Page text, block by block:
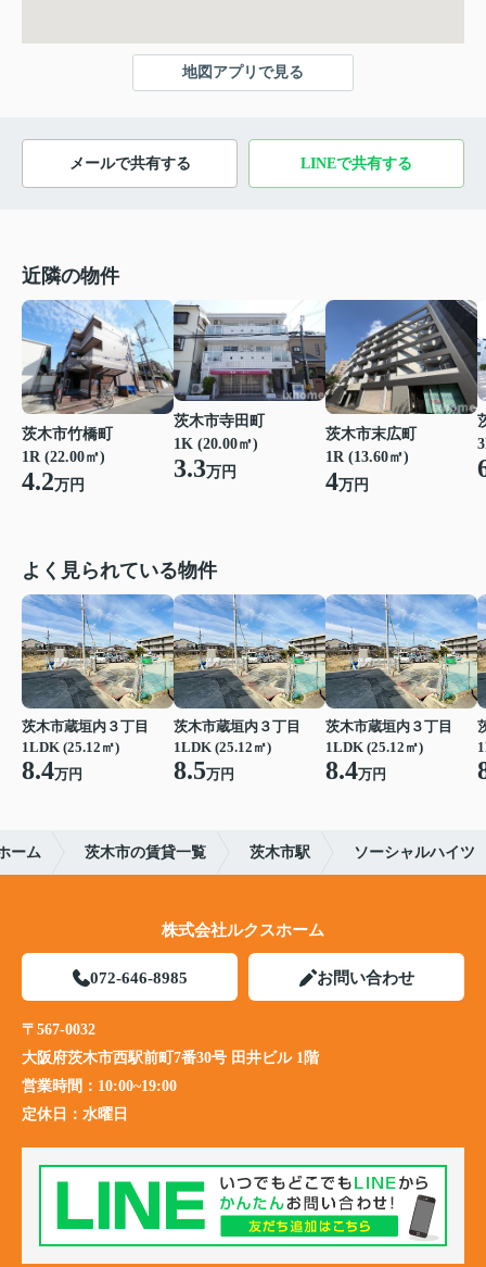
地図アプリで見る
メールで共有する LINEで共有する
近隣の物件
茨木市竹橋町
1R (22.00㎡)
4.2万円
茨木市寺田町
1K (20.00㎡)
3.3万円
茨木市末広町
1R (13.60㎡)
4万円
よく見られている物件
茨木市蔵垣内３丁目
1LDK (25.12㎡)
8.4万円
茨木市蔵垣内３丁目
1LDK (25.12㎡)
8.5万円
茨木市蔵垣内３丁目
1LDK (25.12㎡)
8.4万円
ーム 茨木市の賃貸一覧 茨木市駅 ソーシャルハイツ
株式会社ルクスホーム
072-646-8985 お問い合わせ
〒567-0032
大阪府茨木市西駅前町7番30号 田井ビル 1階
営業時間： 10:00~19:00
定休日： 水曜日